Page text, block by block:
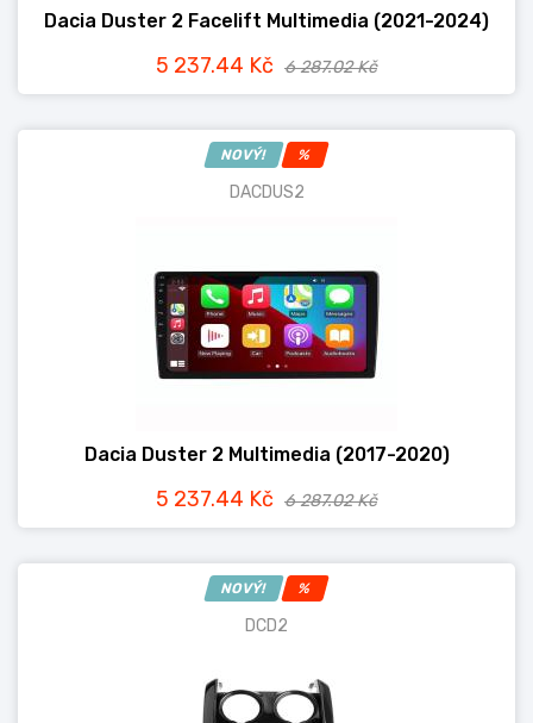
Dacia Duster 2 Facelift Multimedia (2021-2024)
5 237.44 Kč 6 287.02 Kč
NOVÝ! %
DACDUS2
Dacia Duster 2 Multimedia (2017-2020)
5 237.44 Kč 6 287.02 Kč
NOVÝ! %
DCD2